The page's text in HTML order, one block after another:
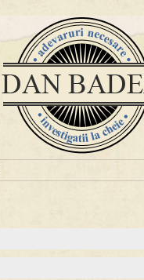
publicata (Nemira)
prima lucrare despre
Securitatii.